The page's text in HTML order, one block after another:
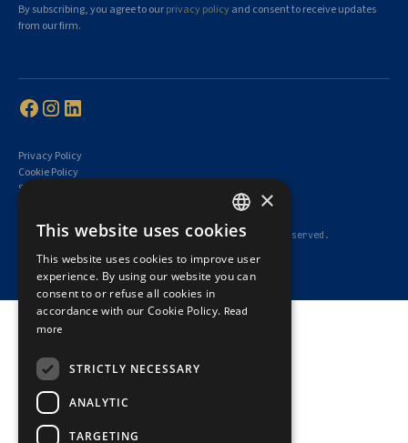
By subscribing, you agree to ourprivacy policyand consent to receive updates
from our firm.
© 2026 Dubé Latreille Avocats Inc. — All rights reserved.
Privacy Policy
Cookie Policy
Summary of governance rules
FRENCH
ENGLISH
×
This website uses cookies
This website uses cookies to improve user
experience. By using our website you can
consent to or refuse all cookies in
accordance with our Cookie Policy. Read
more
STRICTLY NECESSARY
ANALYTIC
TARGETING